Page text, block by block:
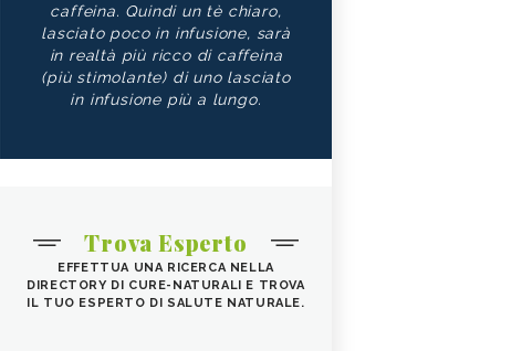
caffeina. Quindi un tè chiaro,
lasciato poco in infusione, sarà
in realtà più ricco di caffeina
(più stimolante) di uno lasciato
in infusione più a lungo.
Trova Esperto
EFFETTUA UNA RICERCA NELLA
DIRECTORY DI CURE-NATURALI E TROVA
IL TUO ESPERTO DI SALUTE NATURALE.